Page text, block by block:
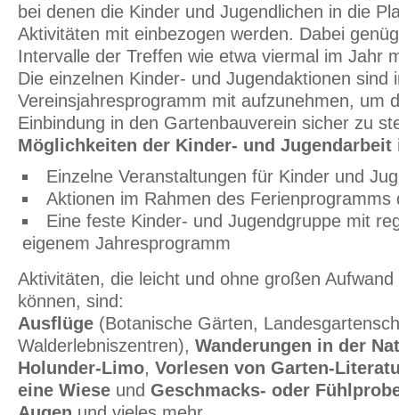
bei denen die Kinder und Jugendlichen in die
Aktivitäten mit einbezogen werden. Dabei
Intervalle der Treffen wie etwa viermal im Jahr
Die einzelnen Kinder- und Jugendaktionen sind
Vereinsjahresprogramm mit aufzunehmen, um
Einbindung in den Gartenbauverein sicher zu
Möglichkeiten der Kinder- und
Einzelne Veranstaltungen für Kinder und
Aktionen im Rahmen des Ferienprogramms
Eine feste Kinder- und Jugendgruppe mit
eigenem Jahresprogramm
Aktivitäten, die leicht und ohne großen
können, sind:
Ausflüge (Botanische Gärten,
Walderlebniszentren), Wanderungen in der
Holunder-Limo, Vorlesen von Garten-
eine Wiese und Geschmacks- oder